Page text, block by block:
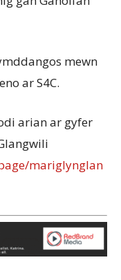
mewn
ar S4C.
arian ar gyfer
mariglynglan